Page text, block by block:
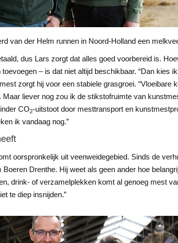
van der Helm runnen in Noord-Holland een
dus Lars zorgt dat alles goed voorbereid is.
– is dat niet altijd beschikbaar. “Dan kies
zorgt hij voor een stabiele grasgroei.
Maar liever nog zou ik de stikstofruimte van
CO2-uitstoot door mesttransport en
ik vandaag nog.”
oorspronkelijk uit veenweidegebied. Sinds de
Drenthe. Hij weet als geen ander hoe
drink- of verzamelplekken komt al genoeg mest
te diep insnijden.”